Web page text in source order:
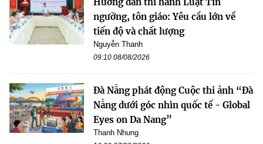
ngưỡng, tôn giáo: Yêu cầu lớn về
tiến độ và chất lượng
Nguyễn Thanh
09:10 08/08/2026
Đà Nẵng phát động Cuộc thi ảnh “Đà
Nẵng dưới góc nhìn quốc tế - Global
Eyes on Da Nang”
Thanh Nhung